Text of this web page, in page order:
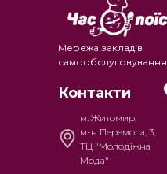
Мережа закладів
самообслуговування
Контакти
м. Житомир,
м-н Перемоги, 3,
ТЦ "Молодіжна
Мода"